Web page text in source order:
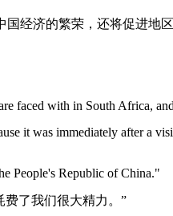
经济的繁荣，还将促进地
faced with in South Africa,
it was immediately after a
People's Republic of China."
了我们很大精力。”